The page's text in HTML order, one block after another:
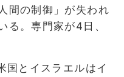
間の制御」が失われ
る。専門家が4日、
国とイスラエルはイ